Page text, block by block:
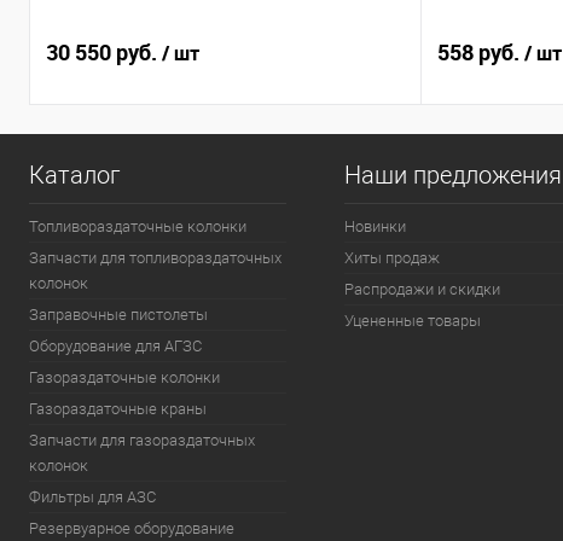
30 550 руб. / шт 558 руб. / шт
Каталог
Топливораздаточные колонки
Запчасти для топливораздаточных
колонок
Заправочные пистолеты
Оборудование для АГЗС
Газораздаточные колонки
Газораздаточные краны
Запчасти для газораздаточных
колонок
Фильтры для АЗС
Резервуарное оборудование
Наши предложения
Новинки
Хиты продаж
Распродажи и скидки
Уцененные товары